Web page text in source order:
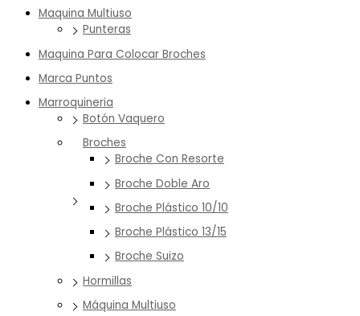
Maquina Multiuso
Punteras
Maquina Para Colocar Broches
Marca Puntos
Marroquineria
Botón Vaquero
Broches
Broche Con Resorte
Broche Doble Aro
Broche Plástico 10/10
Broche Plástico 13/15
Broche Suizo
Hormillas
Máquina Multiuso